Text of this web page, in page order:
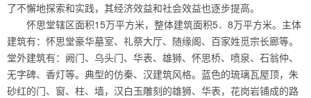
了不懈地探索和实践，其经济效益和社会效益也逐步提高。
怀思堂辖区面积15万平方米，整体建筑面积5．8万平方米。主体
建筑有：怀思堂豪华墓室、礼祭大厅、随缘阁、百家姓觅宗长廊等。
堂外建筑有：阙门、乌头门、华表、雄狮、怀思桥、喷泉、石翁仲、
无字碑、香灯等。典型的仿秦、汉建筑风格。蓝色的琉璃瓦屋顶，朱
砂红的门、窗、柱、墙，汉白玉雕刻的雄狮、华表，花岗岩铺成的路